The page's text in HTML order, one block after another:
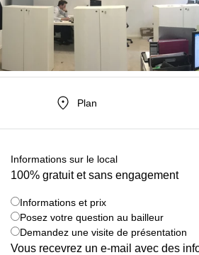
Plan
Informations sur le local
100% gratuit et sans engagement
Informations et prix
Posez votre question au bailleur
Demandez une visite de présentation
Vous recevrez un e-mail avec des